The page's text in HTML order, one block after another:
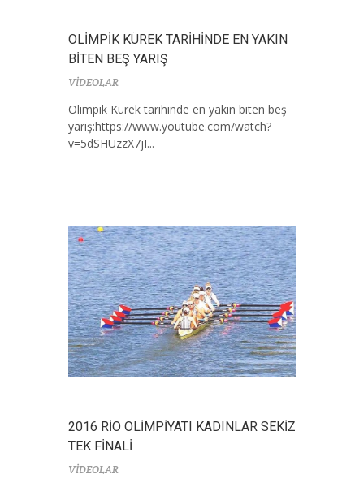
OLİMPİK KÜREK TARİHİNDE EN YAKIN
BİTEN BEŞ YARIŞ
VİDEOLAR
Olimpik Kürek tarihinde en yakın biten beş
yarış:https://www.youtube.com/watch?
v=5dSHUzzX7jI...
2016 RİO OLİMPİYATI KADINLAR SEKİZ
TEK FİNALİ
VİDEOLAR